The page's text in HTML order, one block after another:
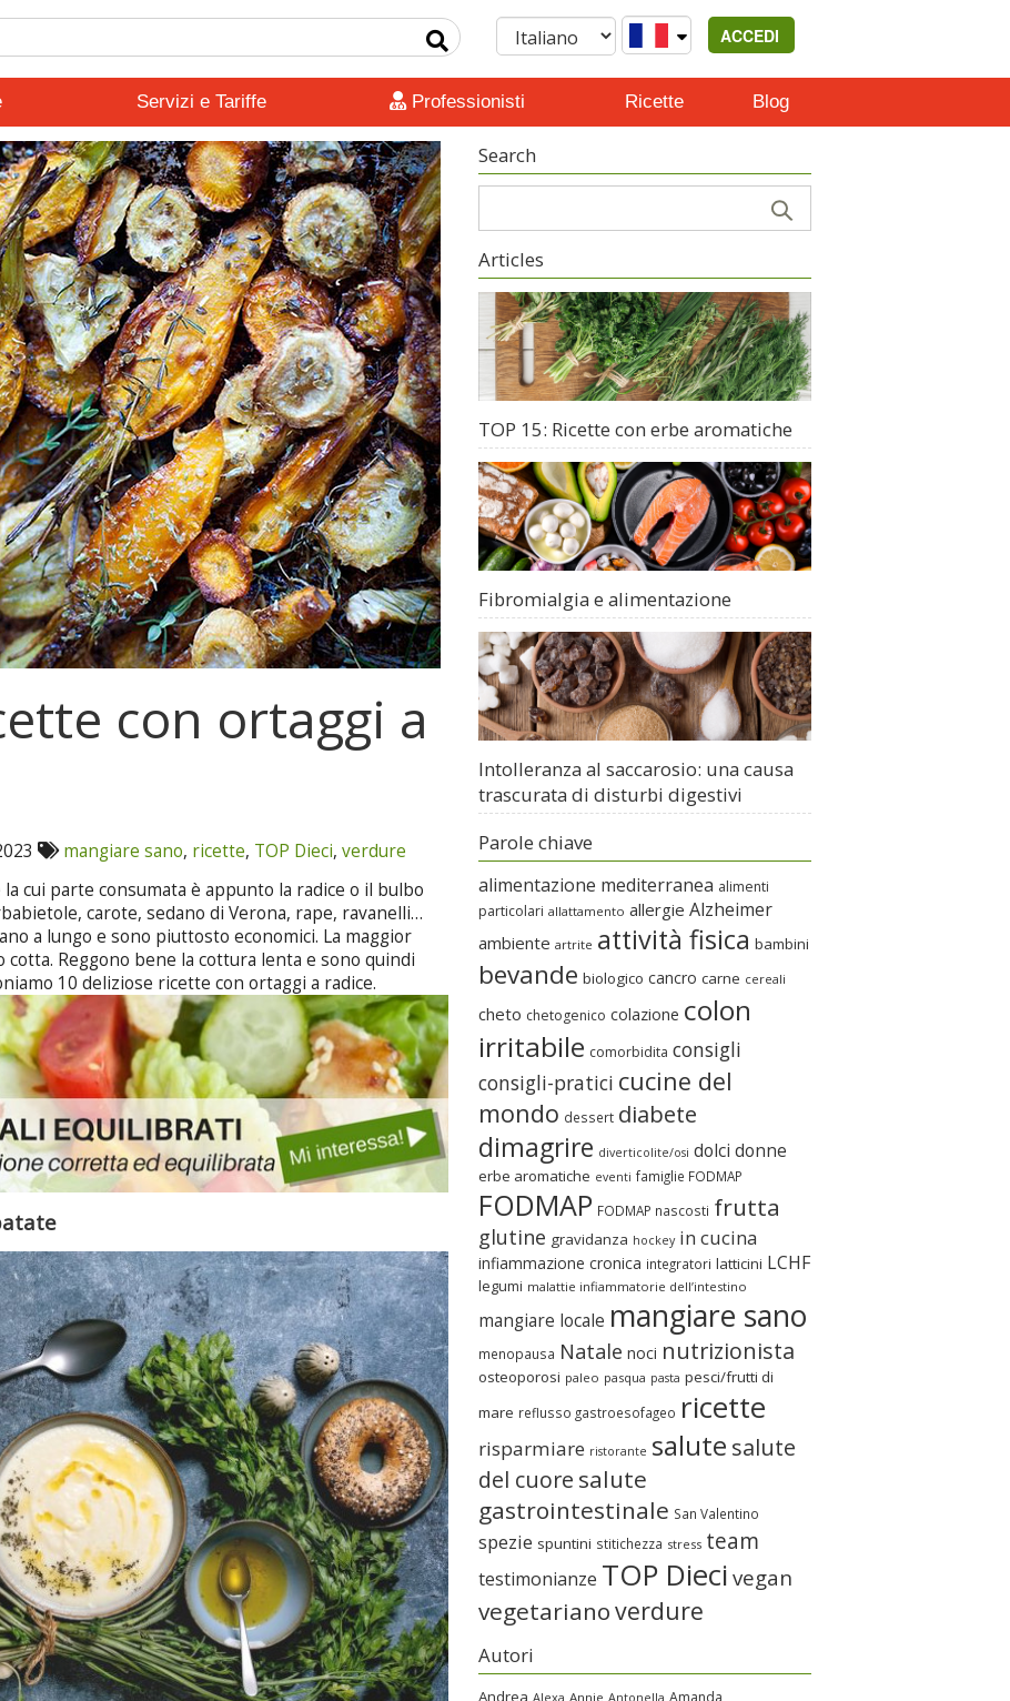
ACCEDI
Servizi e Tariffe Professionisti Ricette Blog
con ortaggi a
mangiare sano, ricette, TOP Dieci,verdure
cui parte consumata è appunto la radice o il bulbo
carote, sedano di Verona, rape, ravanelli…
a lungo e sono piuttosto economici. La maggior
Reggono bene la cottura lenta e sono quindi
10 deliziose ricette con ortaggi a radice.
Search
Articles
TOP 15: Ricette con erbe aromatiche
Fibromialgia e alimentazione
Intolleranza al saccarosio: una causa
trascurata di disturbi digestivi
Parole chiave
alimentazione mediterranea alimenti
particolari allattamento allergie Alzheimer
ambiente artrite attività fisica bambini
bevande biologico cancro carne cereali
cheto chetogenico colazione colon
irritabile comorbidita consigli
consigli-pratici cucine del
mondo dessert diabete
dimagrire diverticolite/osi dolci donne
erbe aromatiche eventi famiglie FODMAP
FODMAP FODMAP nascosti frutta
glutine gravidanza hockey in cucina
infiammazione cronica integratori latticini LCHF
legumi malattie infiammatorie dell’intestino
mangiare locale mangiare sano
menopausa Natale noci nutrizionista
osteoporosi paleo pasqua pasta pesci/frutti di
mare reflusso gastroesofageo ricette
risparmiare ristorante salute salute
del cuore salute
gastrointestinale San Valentino
spezie spuntini stitichezza stress team
testimonianze TOP Dieci vegan
vegetarianoverdure
Autori
Andrea Alexa Annie Antonella Amanda